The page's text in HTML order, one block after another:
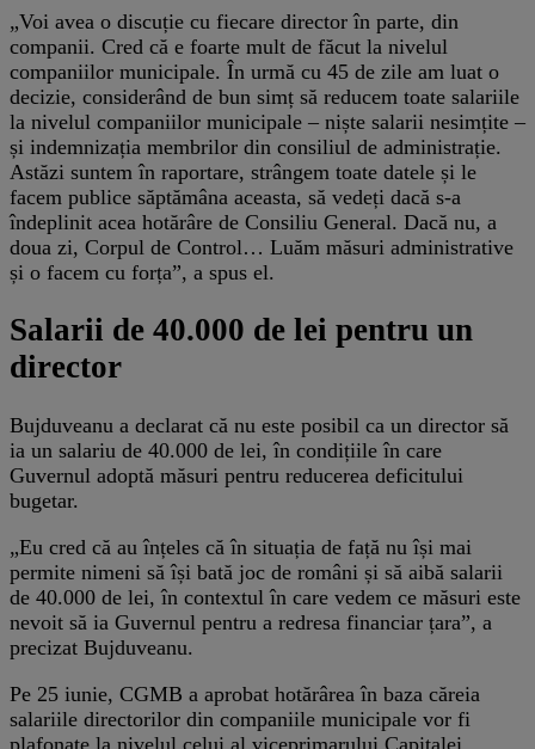
„Voi avea o discuție cu fiecare director în parte, din
companii. Cred că e foarte mult de făcut la nivelul
companiilor municipale. În urmă cu 45 de zile am luat o
decizie, considerând de bun simț să reducem toate salariile
la nivelul companiilor municipale – niște salarii nesimțite –
și indemnizația membrilor din consiliul de administrație.
Astăzi suntem în raportare, strângem toate datele și le
facem publice săptămâna aceasta, să vedeți dacă s-a
îndeplinit acea hotărâre de Consiliu General. Dacă nu, a
doua zi, Corpul de Control… Luăm măsuri administrative
și o facem cu forța”, a spus el.
Salarii de 40.000 de lei pentru un
director
Bujduveanu a declarat că nu este posibil ca un director să
ia un salariu de 40.000 de lei, în condițiile în care
Guvernul adoptă măsuri pentru reducerea deficitului
bugetar.
„Eu cred că au înțeles că în situația de față nu își mai
permite nimeni să își bată joc de români și să aibă salarii
de 40.000 de lei, în contextul în care vedem ce măsuri este
nevoit să ia Guvernul pentru a redresa financiar țara”, a
precizat Bujduveanu.
Pe 25 iunie, CGMB a aprobat hotărârea în baza căreia
salariile directorilor din companiile municipale vor fi
plafonate la nivelul celui al viceprimarului Capitalei.